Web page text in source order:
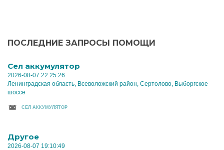
ПОСЛЕДНИЕ ЗАПРОСЫ ПОМОЩИ
Cел аккумулятор
2026-08-07 22:25:26
Ленинградская область, Всеволожский район, Сертолово, Выборгское
шоссе
CЕЛ АККУМУЛЯТОР
Другое
2026-08-07 19:10:49